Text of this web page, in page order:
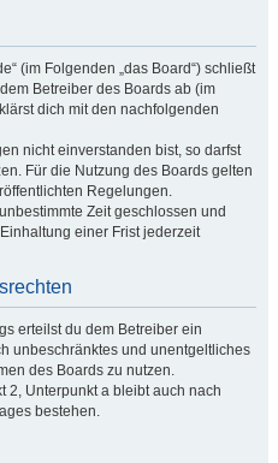
(im Folgenden „das Board“) schließt
Betreiber des Boards ab (im
dich mit den nachfolgenden
nicht einverstanden bist, so darfst
Für die Nutzung des Boards gelten
Regelungen.
Zeit geschlossen und
einer Frist jederzeit
erteilst du dem Betreiber ein
unbeschränktes und unentgeltliches
des Boards zu nutzen.
2, Unterpunkt a bleibt auch nach
bestehen.